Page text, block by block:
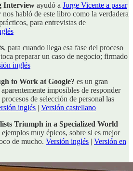
Interview ayudó a Jorge Vicente a pasar
nos habló de este libro como la verdadera
para entrevistas de
, para cuando llega esa fase del proceso
preparar un caso de negocio; firmado
inglés
to Work at Google? es un gran
imposibles de responder
de selección de personal las
inglés | Versión castellano
Triumph in a Specialized World
muy épicos, sobre si es mejor
de mucho. Versión inglés | Versión en